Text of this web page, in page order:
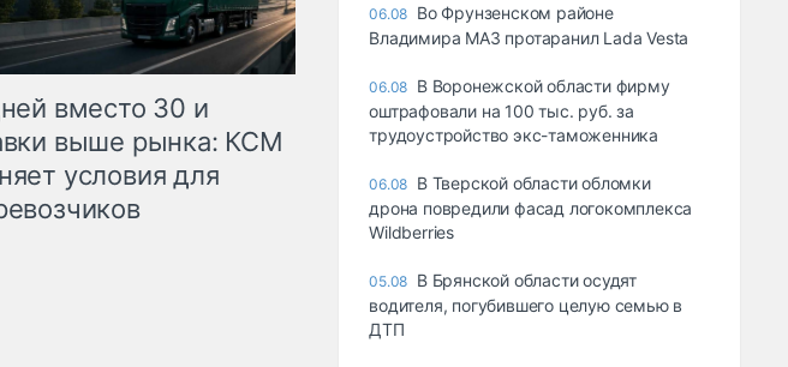
вместо 30 и
выше рынка: КСМ
условия для
06.08 Во Фрунзенском районе
Владимира МАЗ протаранил Lada Vesta
06.08 В Воронежской области фирму
оштрафовали на 100 тыс. руб. за
трудоустройство экс-таможенника
06.08 В Тверской области обломки
дрона повредили фасад логокомплекса
Wildberries
05.08 В Брянской области осудят
водителя, погубившего целую семью в
ДТП